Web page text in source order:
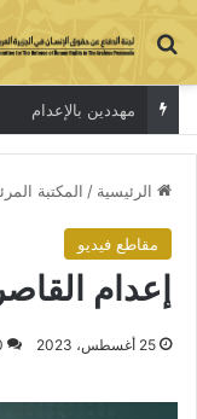
بحث عن
مهددين بالإعدام
الرئيسية / المكتبة
مقاطع فيديو
إعدام
25 أغسطس، 2023